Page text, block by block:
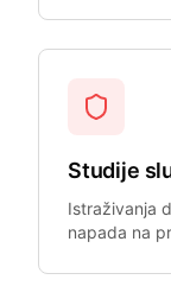
Studije
Istraživanja
napada na